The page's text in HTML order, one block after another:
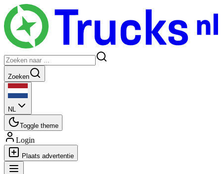
Zoeken
NL
Toggle theme
Login
Plaats advertentie